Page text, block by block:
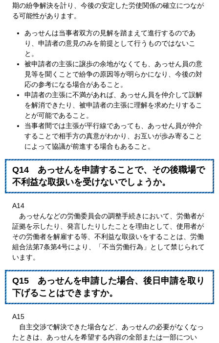
期の紛争解決を計り、今後の安定した労使関係の確立につなが
る可能性があります。
あっせんは当事者双方の見解を踏まえて進行するのであ
り、申請者の意見のみを前提として行うものではないこ
と。
被申請者の主張に譲歩の余地がなくても、あっせん員の意
見等を聞くことで紛争の原因等が明らかになり、今後の対
応の参考になる場合があること。
申請者の主張に不満があれば、あっせん員を仲介して誤解
を解消できたり、被申請者の主張に理解を求めたりするこ
とが可能であること。
当事者間では主張が平行線であっても、あっせん員が仲介
することで相手方の真意がわかり、お互いが歩み寄ること
によって協議が前進する場合もあること。
Q14 あっせんを申請することで、その後職場で
不利益な取扱いを受けないでしょうか。
A14
あっせんなどの労働委員会の調整手続きにおいて、労働者が
証拠を示したり、発言したりしたことを理由として、使用者が
その労働者を解雇する等、不利益な取扱いをすることは、労働
組合法第7条第4号により、「不当労働行為」として禁じられて
います。
Q15 あっせんを申請した場合、後日申請を取り
下げることはできますか。
A15
自主交渉で解決できた場合など、あっせんの必要がなくなっ
たときは、あっせんを希望する内容の全部または一部につい